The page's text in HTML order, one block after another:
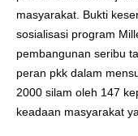
masyarakat. Bukti
sosialisasi program
pembangunan seribu
peran pkk dalam
2000 silam oleh 147
keadaan masyarakat